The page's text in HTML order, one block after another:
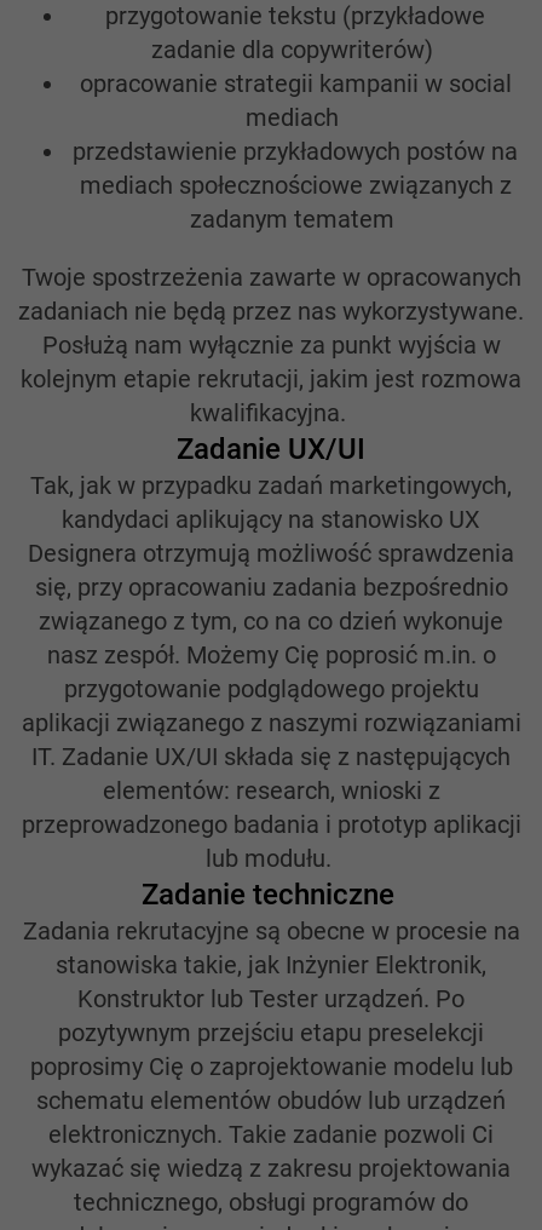
przygotowanie tekstu (przykładowe
zadanie dla copywriterów)
opracowanie strategii kampanii w social
mediach
przedstawienie przykładowych postów na
mediach społecznościowe związanych z
zadanym tematem
Twoje spostrzeżenia zawarte w opracowanych
zadaniach nie będą przez nas wykorzystywane.
Posłużą nam wyłącznie za punkt wyjścia w
kolejnym etapie rekrutacji, jakim jest rozmowa
kwalifikacyjna.
Zadanie UX/UI
Tak, jak w przypadku zadań marketingowych,
kandydaci aplikujący na stanowisko UX
Designera otrzymują możliwość sprawdzenia
się, przy opracowaniu zadania bezpośrednio
związanego z tym, co na co dzień wykonuje
nasz zespół. Możemy Cię poprosić m.in. o
przygotowanie podglądowego projektu
aplikacji związanego z naszymi rozwiązaniami
IT. Zadanie UX/UI składa się z następujących
elementów: research, wnioski z
przeprowadzonego badania i prototyp aplikacji
lub modułu.
Zadanie techniczne
Zadania rekrutacyjne są obecne w procesie na
stanowiska takie, jak Inżynier Elektronik,
Konstruktor lub Tester urządzeń. Po
pozytywnym przejściu etapu preselekcji
poprosimy Cię o zaprojektowanie modelu lub
schematu elementów obudów lub urządzeń
elektronicznych. Takie zadanie pozwoli Ci
wykazać się wiedzą z zakresu projektowania
technicznego, obsługi programów do